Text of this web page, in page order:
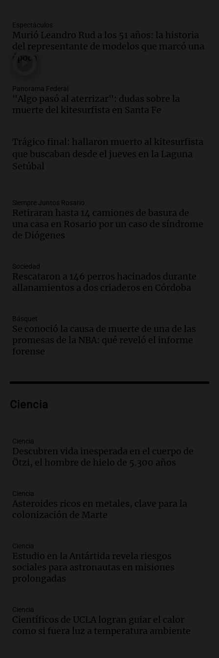
Audio.
la Bulaya abrirá sus puertas mañana con
diversas actividades y sorpresas
Panorama Federal
edificios y proyecta una casa del
estudiante con 48 municipios
involucrados
Episodios
Audio.1° gol de Rosario Central a
Aldosivi (Zalazar en contra) - relato
Gato Greco
Audio.Recomendaciones de vino
bonarda para disfrutar el fin de semana
en Mendoza
Panorama Federal
Audio.
en la Sociedad Rural de Bulaya con
actividades para toda la familia
Audio.
edificios y una casa del estudiante para
jóvenes de la región
Panorama Federal
Audio.Preparativos finales para la gran
Bulaya este sábado
Audio.
Congreso y evacuación por derrame de
oxígeno en Montecastro
Audio.
Río Gallegos reporta frío extremo
y llega avión para escuelas de la décima
brigada aérea
Audio. La justicia reconoce al COVID
como enfermedad laboral tras la muerte
de un docente
Audio.Aumento de tarifas de luz en San
Luis a partir de agosto por nueva
regulación de la energía
Espectáculos
Murió Leandro Rud a los 51 años: la historia
del representante de modelos que marcó una
época
Panorama Federal
"Algo pasó al aterrizar": dudas sobre la
muerte del kitesurfista en Santa Fe
Trágico final: hallaron muerto al kitesurfista
que buscaban desde el jueves en la Laguna
Setúbal
Siempre Juntos Rosario
Retiraran hasta 14 camiones de basura de
una casa en Rosario por un caso de síndrome
de Diógenes
Sociedad
Rescataron a 146 perros hacinados durante
allanamientos a dos criaderos en Córdoba
Básquet
Se conoció la causa de muerte de una de las
promesas de la NBA: qué reveló el informe
forense
Ciencia
Ciencia
Descubren vida inesperada en el cuerpo de
Ötzi, el hombre de hielo de 5.300 años
Ciencia
Asteroides ricos en metales, clave para la
colonización de Marte
Ciencia
Estudio en la Antártida revela riesgos
sociales para astronautas en misiones
prolongadas
Ciencia
Científicos de UCLA logran guiar el calor
como si fuera luz a temperatura ambiente